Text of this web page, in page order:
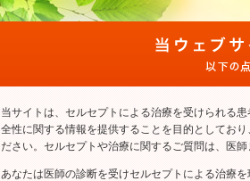
当サイトは、セルセプトによる治療を受けられる
全性に関する情報を提供することを目的としてお
ださい。セルセプトや治療に関するご質問は、医
あなたは医師の診断を受けセルセプトによる治療